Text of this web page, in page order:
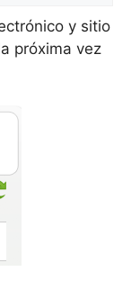
y sitio
próxima vez